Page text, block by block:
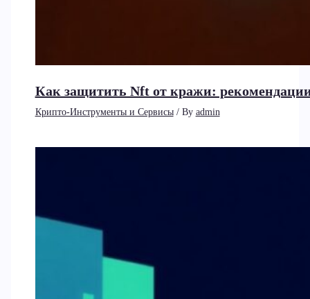
Как защитить Nft от кражи:
Крипто-Инструменты и Сервисы/ By admin